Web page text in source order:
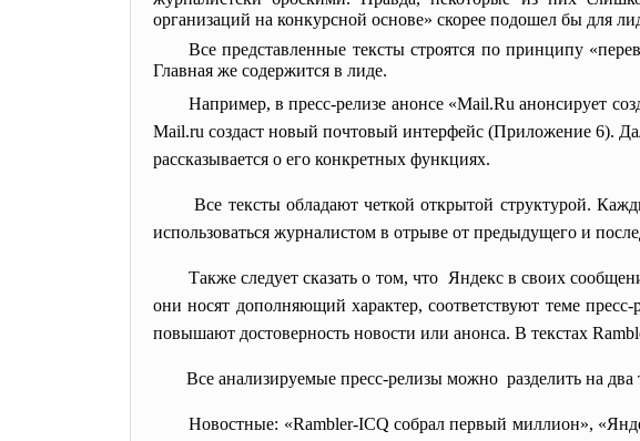
организаций на конкурсной основе» скорее подошел бы для
Все представленные тексты строятся по принципу
Главная же содержится в лиде.
Например, в пресс-релизе анонсе «Mail.Ru анонсирует
Mail.ru создаст новый почтовый интерфейс (Приложение 6).
рассказывается о его конкретных функциях.
Все тексты обладают четкой открытой структурой.
использоваться журналистом в отрыве от предыдущего и
Также следует сказать о том, что Яндекс в своих
они носят дополняющий характер, соответствуют теме
повышают достоверность новости или анонса. В текстах
Все анализируемые пресс-релизы можно разделить на
Новостные: «Rambler-ICQ собрал первый миллион»,